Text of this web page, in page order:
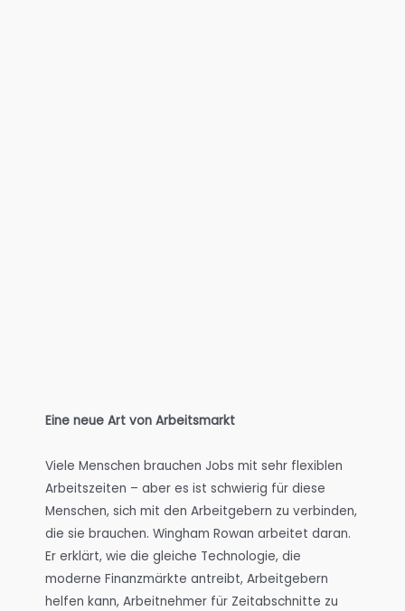
Eine neue Art von Arbeitsmarkt
Viele Menschen brauchen Jobs mit sehr flexiblen
Arbeitszeiten – aber es ist schwierig für diese
Menschen, sich mit den Arbeitgebern zu verbinden,
die sie brauchen. Wingham Rowan arbeitet daran.
Er erklärt, wie die gleiche Technologie, die
moderne Finanzmärkte antreibt, Arbeitgebern
helfen kann, Arbeitnehmer für Zeitabschnitte zu